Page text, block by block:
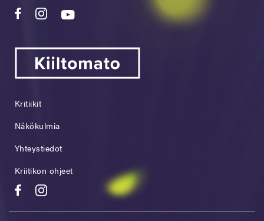
Kritiikit
Näkökulmia
Yhteystiedot
Kriitikon ohjeet